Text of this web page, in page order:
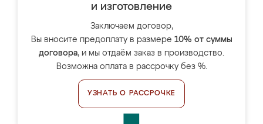
и изготовление
Заключаем договор,
Вы вносите предоплату в размере 10% от суммы
договора, и мы отдаём заказ в производство.
Возможна оплата в рассрочку без %.
УЗНАТЬ О РАССРОЧКЕ